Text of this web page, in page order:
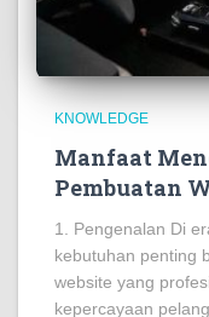
KNOWLEDGE
Manfaat
Pembuatan
1. Pengenalan Di
kebutuhan penting
website yang
kepercayaan